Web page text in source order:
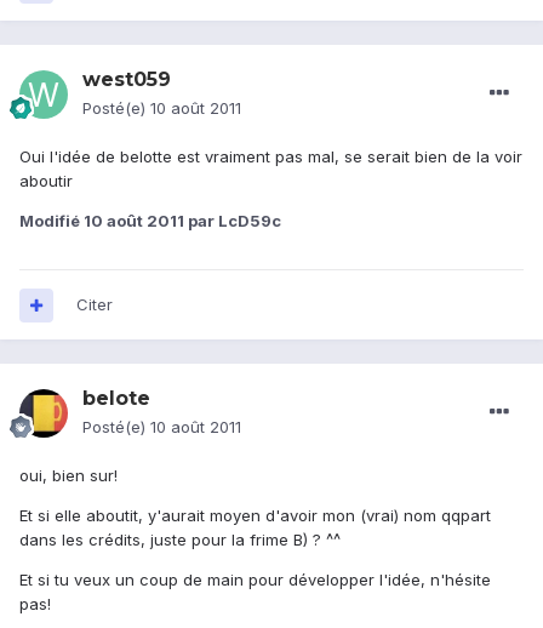
west059
Posté(e) 10 août 2011
Oui l'idée de belotte est vraiment pas mal, se serait bien de la voir
aboutir
Modifié 10 août 2011 par LcD59c
Citer
belote
Posté(e) 10 août 2011
oui, bien sur!
Et si elle aboutit, y'aurait moyen d'avoir mon (vrai) nom qqpart
dans les crédits, juste pour la frime B) ? ^^
Et si tu veux un coup de main pour développer l'idée, n'hésite
pas!